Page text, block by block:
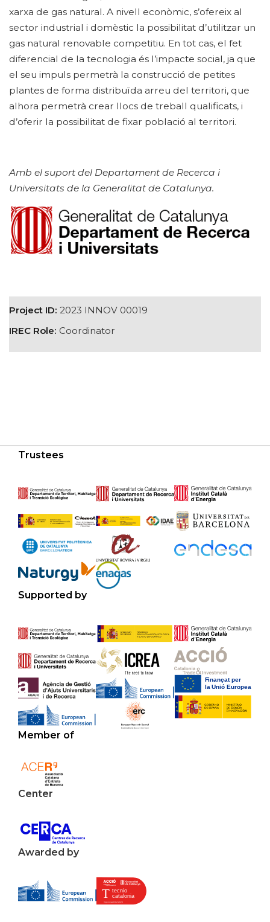
xarxa de gas natural. A nivell econòmic, s’ofereix al
sector industrial i domèstic la possibilitat d’utilitzar un
gas natural renovable competitiu. En tot cas, el fet
diferencial de la tecnologia és l’impacte social, ja que
el seu impuls permetrà la construcció de petites
plantes de forma distribuïda arreu del territori, que
alhora permetrà crear llocs de treball qualificats, i
d’oferir la possibilitat de fixar població al territori.
Amb el suport del Departament de Recerca i
Universitats de la Generalitat de Catalunya.
Project ID: 2023 INNOV 00019
IREC Role: Coordinator
Trustees
Supported by
Member of
Center
Awarded by